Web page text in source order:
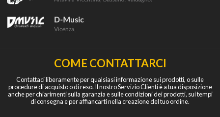
COME CONTATTARCI
Contattaci liberamente per qualsiasi informazione sui prodotti, o sulle
procedure di acquisto o di reso. Il nostro Servizio Clienti è a tua disposizione
anche per chiarimenti sulla garanzia e sulle condizioni dei prodotti, sui tempi
di consegna e per affiancarti nella creazione del tuo ordine.